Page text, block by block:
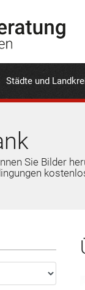
Städte und
Sie Bilder